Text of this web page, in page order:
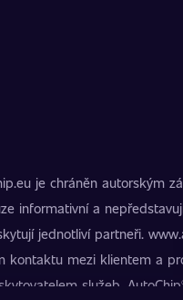
je chráněn autorským
informativní a
jednotliví partneři.
kontaktu mezi klientem a
služeb.